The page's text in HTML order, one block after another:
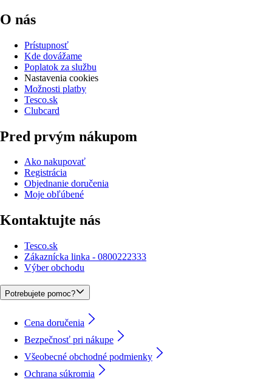
O nás
Prístupnosť
Kde dovážame
Poplatok za službu
Nastavenia cookies
Možnosti platby
Tesco.sk
Clubcard
Pred prvým nákupom
Ako nakupovať
Registrácia
Objednanie doručenia
Moje obľúbené
Kontaktujte nás
Tesco.sk
Zákaznícka linka - 0800222333
Výber obchodu
Potrebujete pomoc?
Cena doručenia
Bezpečnosť pri nákupe
Všeobecné obchodné podmienky
Ochrana súkromia